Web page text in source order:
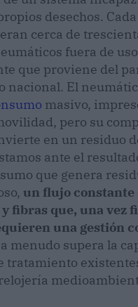
desechos.
cerca de
fuera de
que proviene del
nacional. El
masivo,
pero su
en un residuo
ante el
que genera
un flujo constante
fibras que, una vez
una gestión
menudo supera la
tratamiento